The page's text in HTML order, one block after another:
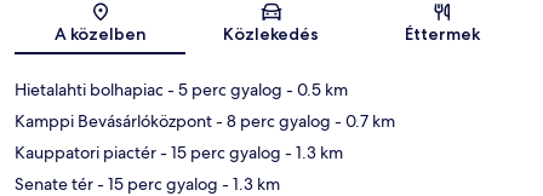
Térkép
A közelben Közlekedés Éttermek
Hietalahti bolhapiac- 5 perc gyalog - 0.5 km
Kamppi Bevásárlóközpont- 8 perc gyalog - 0.7 km
Kauppatori piactér- 15 perc gyalog - 1.3 km
Senate tér- 15 perc gyalog - 1.3 km